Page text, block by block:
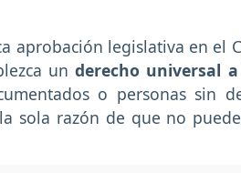
aprobación legislativa en el
underecho universal
o personas sin
sola razón de que no